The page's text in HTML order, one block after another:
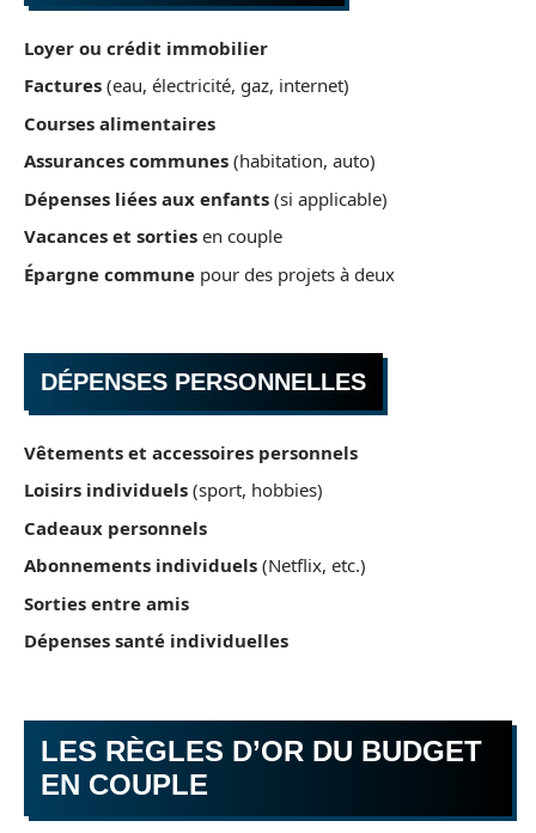
Loyer ou crédit immobilier
Factures (eau, électricité, gaz, internet)
Courses alimentaires
Assurances communes (habitation, auto)
Dépenses liées aux enfants (si applicable)
Vacances et sorties en couple
Épargne commune pour des projets à deux
DÉPENSES PERSONNELLES
Vêtements et accessoires personnels
Loisirs individuels (sport, hobbies)
Cadeaux personnels
Abonnements individuels (Netflix, etc.)
Sorties entre amis
Dépenses santé individuelles
LES RÈGLES D’OR DU BUDGET
EN COUPLE